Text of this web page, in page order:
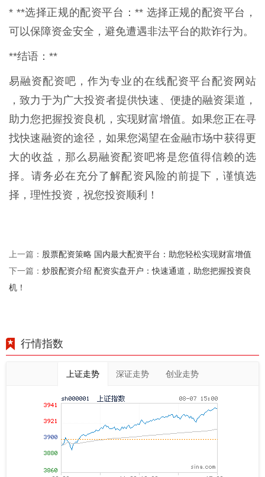
* **选择正规的配资平台：** 选择正规的配资平台，
可以保障资金安全，避免遭遇非法平台的欺诈行为。
**结语：**
易融资配资吧，作为专业的在线配资平台配资网站
，致力于为广大投资者提供快速、便捷的融资渠道，
助力您把握投资良机，实现财富增值。如果您正在寻
找快速融资的途径，如果您渴望在金融市场中获得更
大的收益，那么易融资配资吧将是您值得信赖的选
择。请务必在充分了解配资风险的前提下，谨慎选
择，理性投资，祝您投资顺利！
上一篇： 股票配资策略 国内最大配资平台：助您轻松实现财富增值
下一篇： 炒股配资介绍 配资实盘开户：快速通道，助您把握投资良
机！
行情指数
上证走势 深证走势 创业走势